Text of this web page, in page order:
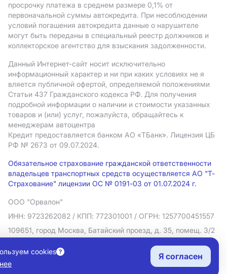
просрочку платежа в среднем размере 0,1% от
первоначальной суммы автокредита. При несоблюдении
условий погашения автокредита данные о нарушителе
могут быть переданы в специальный реестр должников и
коллекторское агентство для взыскания задолженности.
Данный Интернет-сайт носит исключительно
информационный характер и ни при каких условиях не я
вляется публичной офертой, определяемой положениями
Статьи 437 Гражданского кодекса РФ. Для получения
подробной информации о наличии и стоимости указанных
товаров и (или) услуг, пожалуйста, обращайтесь к
менеджерам автоцентра
Кредит предоставляется банком АO «ТБанк». Лицензия ЦБ
РФ № 2673 от 09.07.2024.
Обязательное страхование гражданской ответственности
владельцев транспортных средств осуществляется АО "Т-
Страхование" лицензии ОС № 0191-03 от 01.07.2024 г.
ООО "Орвалон"
ИНН: 9723262082 / КПП: 772301001 / ОГРН: 1257700451557
109651, город Москва, Батайский проезд, д. 35, помещ. 3/2
Политика в отношении обработки персональных данных
Согласие на рекламную рассылку
Правовая информация
cookies
Я согласен